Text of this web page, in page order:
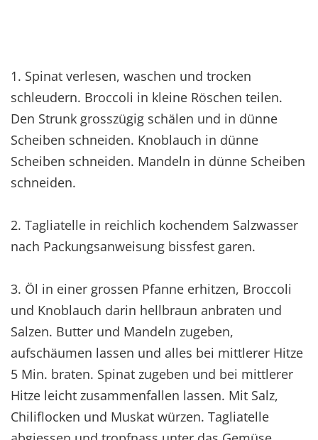
1. Spinat verlesen, waschen und trocken
schleudern. Broccoli in kleine Röschen teilen.
Den Strunk grosszügig schälen und in dünne
Scheiben schneiden. Knoblauch in dünne
Scheiben schneiden. Mandeln in dünne Scheiben
schneiden.
2. Tagliatelle in reichlich kochendem Salzwasser
nach Packungsanweisung bissfest garen.
3. Öl in einer grossen Pfanne erhitzen, Broccoli
und Knoblauch darin hellbraun anbraten und
Salzen. Butter und Mandeln zugeben,
aufschäumen lassen und alles bei mittlerer Hitze
5 Min. braten. Spinat zugeben und bei mittlerer
Hitze leicht zusammenfallen lassen. Mit Salz,
Chiliflocken und Muskat würzen. Tagliatelle